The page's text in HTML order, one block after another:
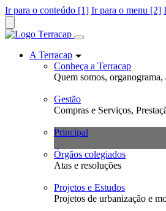
Ir para o conteúdo [1] Ir para o menu [2]
A Terracap
Conheça a Terracap
Quem somos, organograma,
Gestão
Compras e Serviços,
Principal
Órgãos colegiados
Atas e resoluções
Projetos e Estudos
Projetos de urbanização e